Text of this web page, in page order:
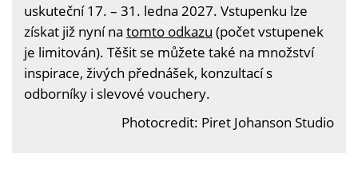
uskuteční 17. – 31. ledna 2027. Vstupenku lze
získat již nyní na tomto odkazu (počet vstupenek
je limitován). Těšit se můžete také na množství
inspirace, živých přednášek, konzultací s
odborníky i slevové vouchery.
Photocredit: Piret Johanson Studio